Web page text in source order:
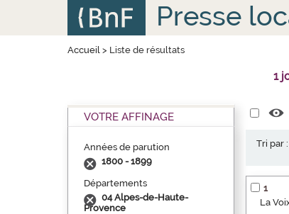
Presse
Accueil> Liste de résultats
1
VOTRE AFFINAGE
Années de parution
1800 - 1899
Départements
04 Alpes-de-Haute-
Provence
Tri par :
1
La
Panneau de gestion des cookies